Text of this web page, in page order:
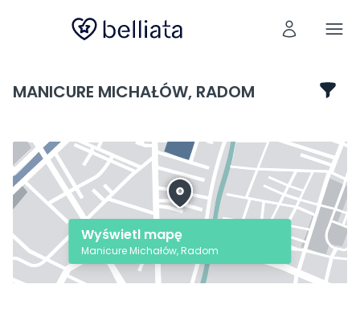
MANICURE MICHAŁÓW, RADOM
Wyświetl mapę
Manicure Michałów, Radom